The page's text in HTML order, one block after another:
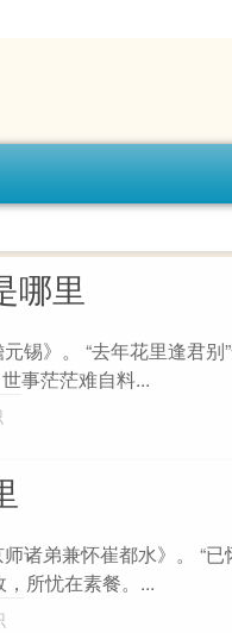
哪里
锡》。 “去年花里逢君
事茫茫难自料...
诸弟兼怀崔都水》。 “
所忧在素餐。...